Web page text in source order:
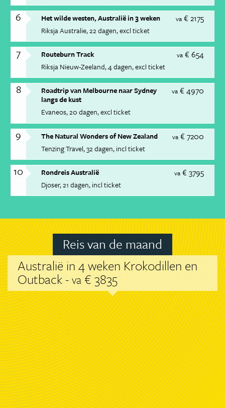
6 va € 2175
Het wilde westen, Australië in 3 weken
Riksja Australie 22 dagen excl ticket
7 va € 654
Routeburn Track
Riksja Nieuw-Zeeland 4 dagen excl ticket
8 va € 4970
Roadtrip van Melbourne naar Sydney
langs de kust
Evaneos 20 dagen excl ticket
9 va € 7200
The Natural Wonders of New Zealand
Tenzing Travel 32 dagen incl ticket
10 va € 3795
Rondreis Australië
Djoser 21 dagen incl ticket
Reis van de maand
Australië in 4 weken Krokodillen en
Outback -va€ 3835